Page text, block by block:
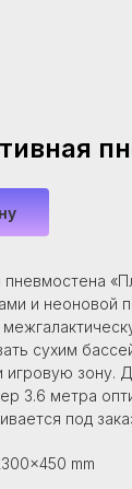
пневмостена
и неоновой
сухим
зону.
3.6 метра
под
mm